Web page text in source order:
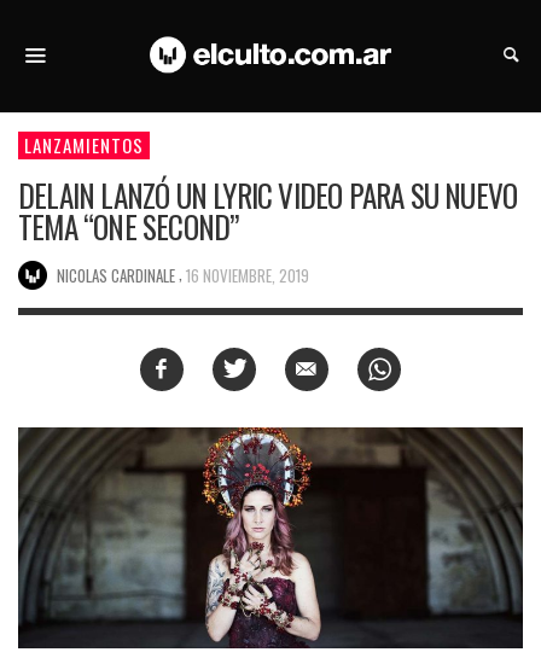
LANZAMIENTOS
DELAIN LANZÓ UN LYRIC VIDEO PARA SU NUEVO
TEMA “ONE SECOND”
NICOLAS CARDINALE 16 NOVIEMBRE, 2019